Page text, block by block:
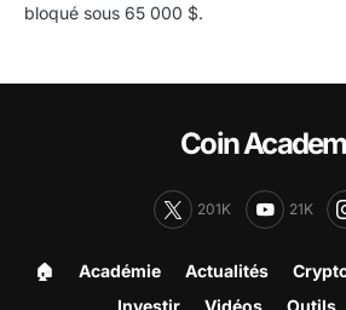
bloqué sous 65 000 $.
Coin
201K 21K
🏠︎ Académie Actualités
Investir Vidéos Outils